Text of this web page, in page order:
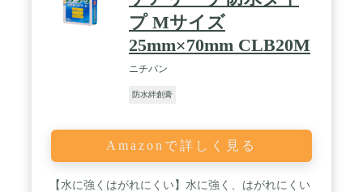
プ Mサイズ
25mm×70mm CLB20M
ニチバン
防水絆創膏
Amazonで詳しく見る
【水に強くはがれにくい】水に強く、はがれにくい